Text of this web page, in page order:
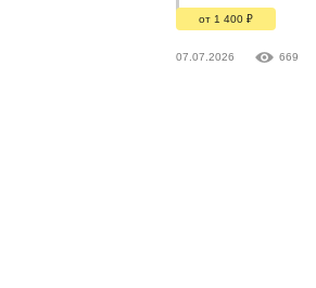
от 1 400 ₽
07.07.2026 669